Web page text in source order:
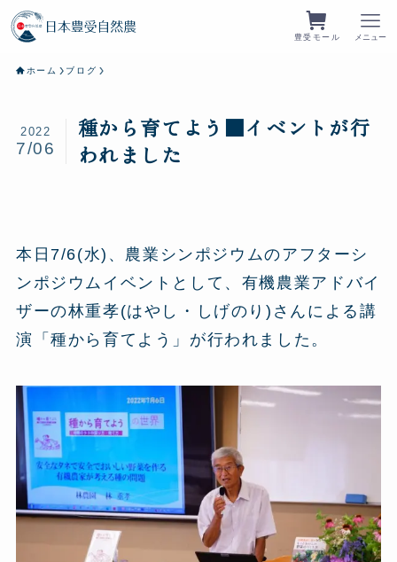
豊受モール メニュー
ホーム ブログ
種から育てよう■イベントが行
われました
2022
7/06
本日7/6(水)、農業シンポジウムのアフターシ
ンポジウムイベントとして、有機農業アドバイ
ザーの林重孝(はやし・しげのり)さんによる講
演「種から育てよう」が行われました。